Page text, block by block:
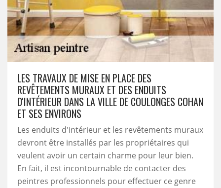
LES TRAVAUX DE MISE EN PLACE DES
REVÊTEMENTS MURAUX ET DES ENDUITS
D'INTÉRIEUR DANS LA VILLE DE COULONGES COHAN
ET SES ENVIRONS
Les enduits d'intérieur et les revêtements muraux
devront être installés par les propriétaires qui
veulent avoir un certain charme pour leur bien.
En fait, il est incontournable de contacter des
peintres professionnels pour effectuer ce genre